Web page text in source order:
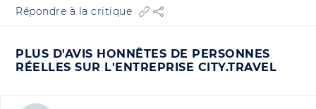
Répondre à la critique
PLUS D'AVIS HONNÊTES DE PERSONNES
RÉELLES SUR L'ENTREPRISE CITY.TRAVEL